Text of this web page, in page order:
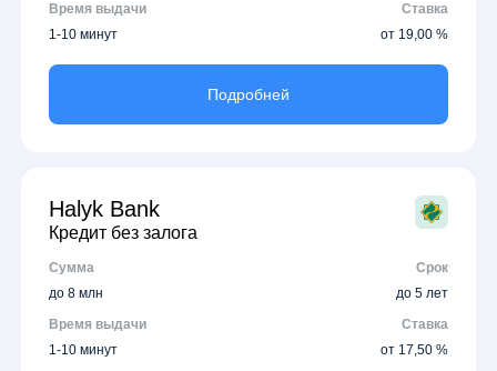
Время выдачи
Ставка
1-10 минут
от 19,00 %
Подробней
Halyk Bank
Кредит без залога
Сумма
Срок
до 8 млн
до 5 лет
Время выдачи
Ставка
1-10 минут
от 17,50 %